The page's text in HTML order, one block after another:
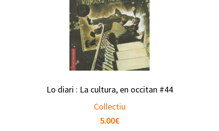
Lo diari : La cultura, en occitan #44
Collectiu
5.00€